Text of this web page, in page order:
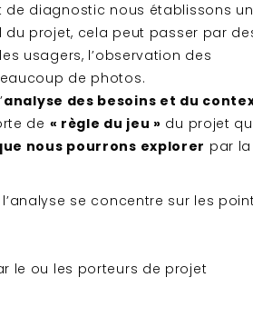
de diagnostic nous établissons
projet, cela peut passer par
usagers, l’observation des
de photos.
analyse des besoins et du
de « règle du jeu » du projet
nous pourrons explorer par la
se concentre sur les
le ou les porteurs de projet